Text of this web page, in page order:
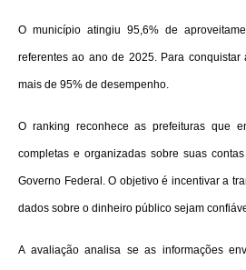
O município atingiu 95,6% de
referentes ao ano de 2025. Para conquistar
mais de 95% de desempenho.
O ranking reconhece as prefeituras que
completas e organizadas sobre suas
Governo Federal. O objetivo é incentivar a
dados sobre o dinheiro público sejam
A avaliação analisa se as informações